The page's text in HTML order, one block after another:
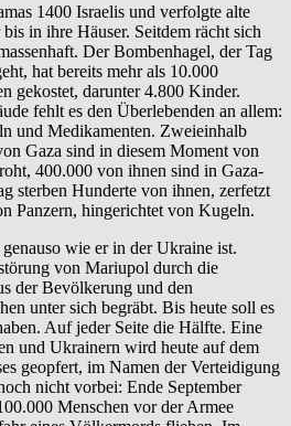
1400 Israelis und verfolgte alte
in ihre Häuser. Seitdem rächt sich
Der Bombenhagel, der Tag
hat bereits mehr als 10.000
gekostet, darunter 4.800 Kinder.
fehlt es den Überlebenden an allem:
und Medikamenten. Zweieinhalb
Gaza sind in diesem Moment von
400.000 von ihnen sind in Gaza-
sterben Hunderte von ihnen, zerfetzt
Panzern, hingerichtet von Kugeln.
wie er in der Ukraine ist.
von Mariupol durch die
der Bevölkerung und den
unter sich begräbt. Bis heute soll es
Auf jeder Seite die Hälfte. Eine
und Ukrainern wird heute auf dem
geopfert, im Namen der Verteidigung
nicht vorbei: Ende September
Menschen vor der Armee